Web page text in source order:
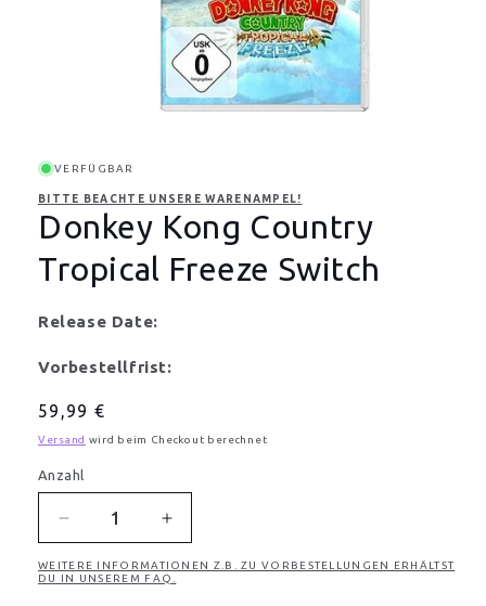
ModalVERFÜGBAR
BITTE BEACHTE UNSERE WARENAMPEL!
Donkey Kong Country
Tropical Freeze Switch
Release Date:
Vorbestellfrist:
Normaler
Preis
59,99 €
Versand wird beim Checkout berechnet
Anzahl
Anzahl
Verringere
die
Menge
Erhöhe
die
Menge
WEITERE INFORMATIONEN Z.B. ZU VORBESTELLUNGEN ERHÄLTST
DU IN UNSEREM FAQ.